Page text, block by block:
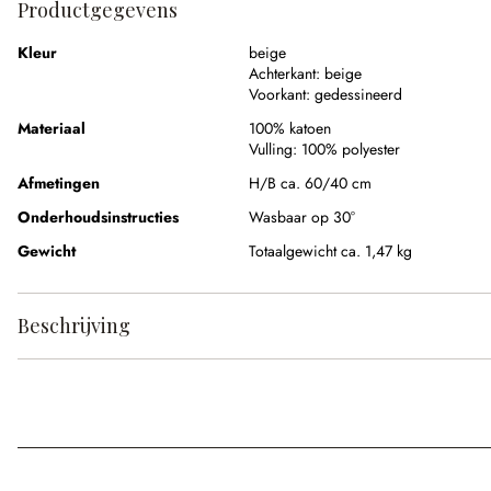
Productgegevens
Kleur
beige
Achterkant: beige
Voorkant: gedessineerd
Materiaal
100% katoen
Vulling: 100% polyester
Afmetingen
H/B ca. 60/40 cm
Onderhoudsinstructies
Wasbaar op 30°
Gewicht
Totaalgewicht ca. 1,47 kg
Beschrijving